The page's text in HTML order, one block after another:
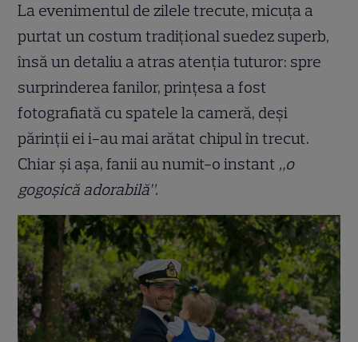
La evenimentul de zilele trecute, micuța a
purtat un costum tradițional suedez superb,
însă un detaliu a atras atenția tuturor: spre
surprinderea fanilor, prințesa a fost
fotografiată cu spatele la cameră, deși
părinții ei i-au mai arătat chipul în trecut.
Chiar și așa, fanii au numit-o instant „o
gogoșică adorabilă”.